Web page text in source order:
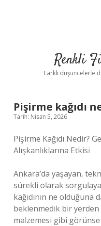
Renkli
Farklı düşüncelerle
Pişirme kağıdı
Tarih: Nisan 5, 2026
Pişirme Kağıdı Nedir?
Alışkanlıklarına Etkisi
Ankara’da yaşayan,
sürekli olarak
kağıdının ne olduğuna
beklenmedik bir
malzemesi gibi görünse